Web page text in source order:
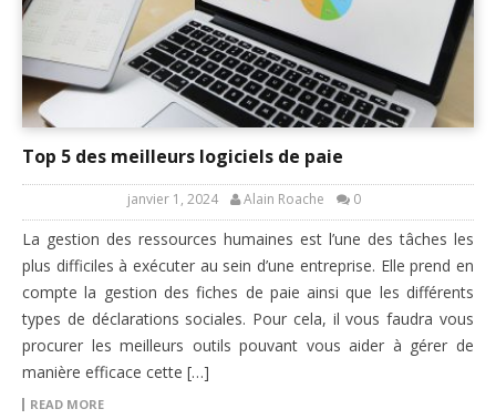
Top 5 des meilleurs logiciels de paie
janvier 1, 2024 Alain Roache 0
La gestion des ressources humaines est l’une des tâches les
plus difficiles à exécuter au sein d’une entreprise. Elle prend en
compte la gestion des fiches de paie ainsi que les différents
types de déclarations sociales. Pour cela, il vous faudra vous
procurer les meilleurs outils pouvant vous aider à gérer de
manière efficace cette […]
READ MORE